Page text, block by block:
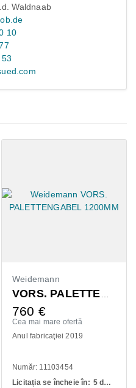
Waldnaab
10
Weidemann
VORS. PALETTENGABEL 1200MM
760 €
Cea mai mare ofertă
Anul fabricaţiei 2019
Număr: 11103454
Licitația se încheie în: 5 days